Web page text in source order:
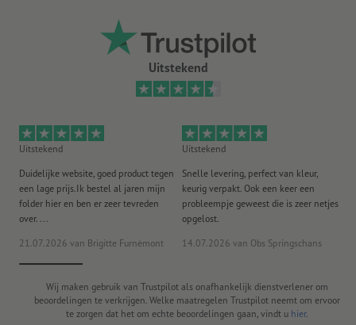
Uitstekend
Uitstekend
Duidelijke website, goed product tegen
een lage prijs.Ik bestel al jaren mijn
folder hier en ben er zeer tevreden
over. ...
21.07.2026 van Brigitte Furnèmont
Uitstekend
Snelle levering, perfect van kleur,
keurig verpakt. Ook een keer een
probleempje geweest die is zeer netjes
opgelost.
14.07.2026 van Obs Springschans
Wij maken gebruik van Trustpilot als onafhankelijk dienstverlener om
beoordelingen te verkrijgen. Welke maatregelen Trustpilot neemt om ervoor
te zorgen dat het om echte beoordelingen gaan, vindt u hier.